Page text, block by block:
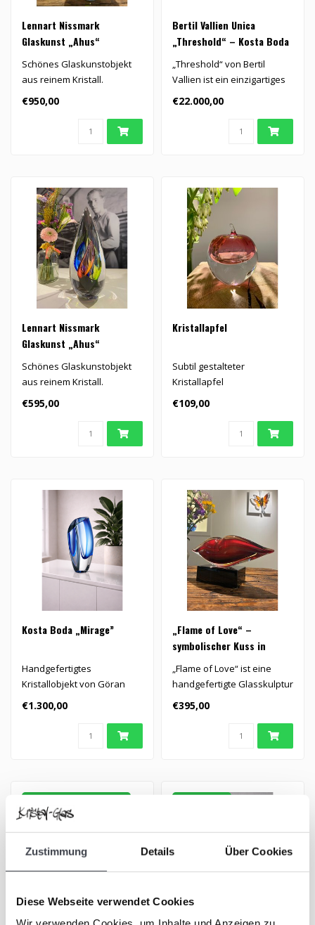
Zustimmung Details Über Cookies
Diese Webseite verwendet Cookies
Lennart Nissmark
Glaskunst „Ahus“
Schönes Glaskunstobjekt
aus reinem Kristall.
€950,00
Bertil Vallien Unica
„Threshold“ – Kosta Boda
„Threshold“ von Bertil
Vallien ist ein einzigartiges
Kristallboot im Metallr..
€22.000,00
Lennart Nissmark
Glaskunst „Ahus“
Schönes Glaskunstobjekt
aus reinem Kristall.
€595,00
Kristallapfel
Subtil gestalteter
Kristallapfel
€109,00
Kosta Boda „Mirage”
Handgefertigtes
Kristallobjekt von Göran
Wärff für Kosta Boda.
„Mirage” v..
€1.300,00
„Flame of Love“ –
symbolischer Kuss in
Kristall
„Flame of Love“ ist eine
handgefertigte Glasskulptur
in Form sinnlicher Lipp..
€395,00